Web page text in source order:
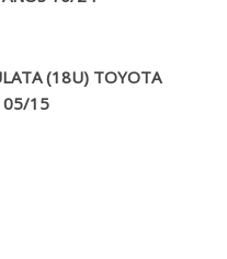
(18U) TOYOTA
05/15